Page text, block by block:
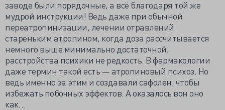
заводе были порядочные, а всё благодаря той же
мудрой инструкции! Ведь даже при обычной
переатропинизации, лечении отравлений
стареньким атропином, когда доза рассчитывается
немного выше минимально достаточной,
расстройства психики не редкость. В фармакологии
даже термин такой есть — атропиновый психоз. Но
ведь именно за этим и создавали сафолен, чтобы
избежать побочных эффектов. А оказалось вон оно
как…